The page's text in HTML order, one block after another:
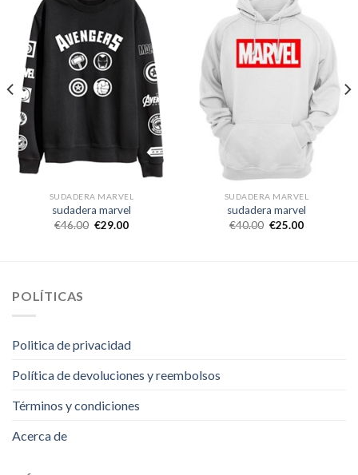
SUDADERA MARVEL
sudadera marvel
€46.00 €29.00
SUDADERA MARVEL
sudadera marvel
€40.00 €25.00
POLÍTICAS
Politica de privacidad
Política de devoluciones y reembolsos
Términos y condiciones
Acerca de